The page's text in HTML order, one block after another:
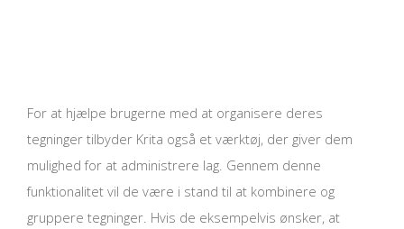
For at hjælpe brugerne med at organisere deres
tegninger tilbyder Krita også et værktøj, der giver dem
mulighed for at administrere lag. Gennem denne
funktionalitet vil de være i stand til at kombinere og
gruppere tegninger. Hvis de eksempelvis ønsker, at